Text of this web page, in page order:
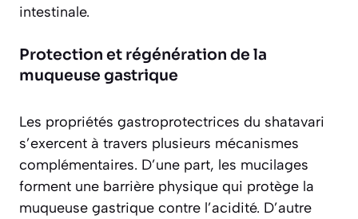
intestinale.
Protection et régénération de la
muqueuse gastrique
Les propriétés gastroprotectrices du shatavari
s’exercent à travers plusieurs mécanismes
complémentaires. D’une part, les mucilages
forment une barrière physique qui protège la
muqueuse gastrique contre l’acidité. D’autre